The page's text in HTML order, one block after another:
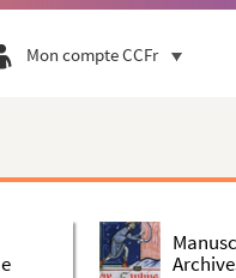
Mon compte CCFr